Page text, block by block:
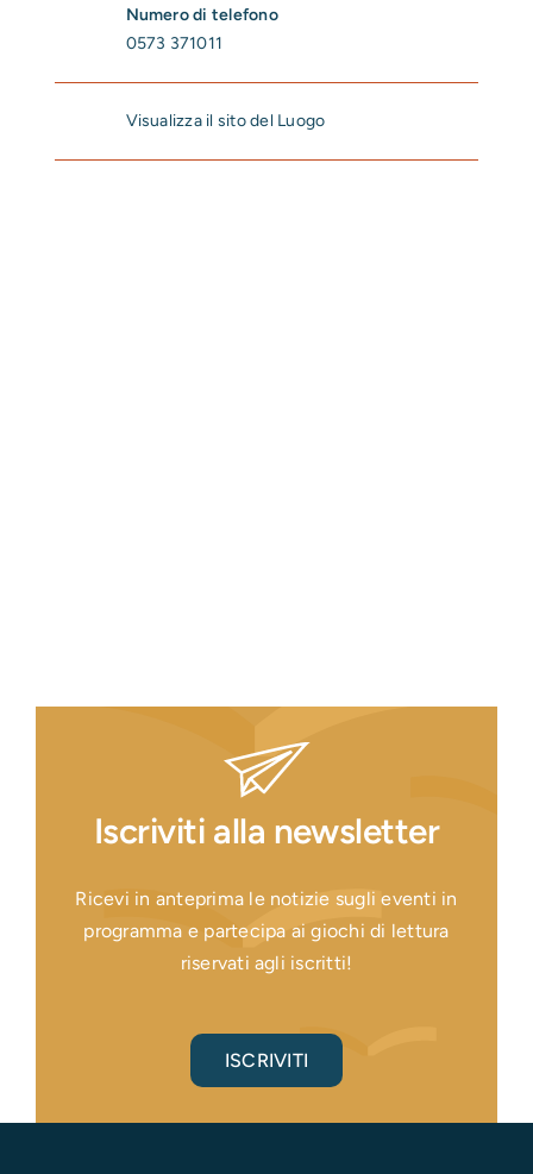
Numero di telefono
0573 371011
Visualizza il sito del Luogo
Iscriviti alla newsletter
Ricevi in anteprima le notizie sugli eventi in
programma e partecipa ai giochi di lettura
riservati agli iscritti!
ISCRIVITI